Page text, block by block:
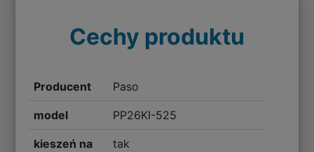
Cechy produktu
Producent Paso
model PP26KI-525
kieszeń na
tak